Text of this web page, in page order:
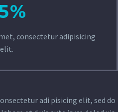
consectetur adipisicing
elit.
adi pisicing elit, sed do